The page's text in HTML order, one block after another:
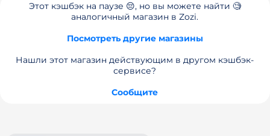
Этот кэшбэк на паузе 😔, но вы можете найти 🧐
аналогичный магазин в Zozi.
Посмотреть другие магазины
Нашли этот магазин действующим в другом кэшбэк-
сервисе?
Сообщите